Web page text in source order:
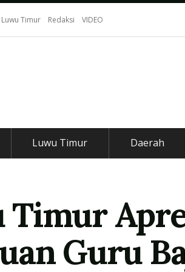
Luwu Timur Redaksi VIDEO
Luwu Timur Daerah
Guru